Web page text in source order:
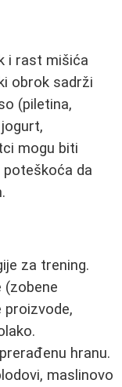
i rast mišića
obrok sadrži
(piletina,
mogu biti
poteškoća da
za trening.
(zobene
proizvode,
hranu.
maslinovo